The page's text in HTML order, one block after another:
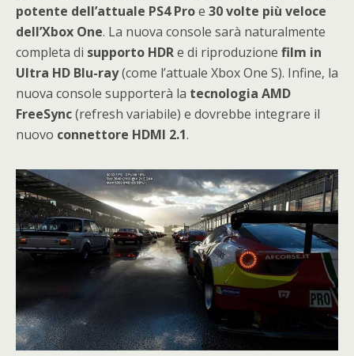
potente dell’attuale PS4 Proe 30 volte più veloce
dell’Xbox One. La nuova console sarà naturalmente
completa di supporto HDRe di riproduzione film in
Ultra HD Blu-ray(come l’attuale Xbox One S). Infine, la
nuova console supporterà la tecnologia AMD
FreeSync(refresh variabile) e dovrebbe integrare il
nuovo connettore HDMI 2.1.